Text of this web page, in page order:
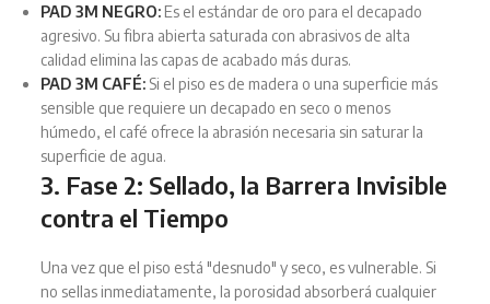
PAD 3M NEGRO:Es el estándar de oro para el decapado
agresivo. Su fibra abierta saturada con abrasivos de alta
calidad elimina las capas de acabado más duras.
PAD 3M CAFÉ:Si el piso es de madera o una superficie más
sensible que requiere un decapado en seco o menos
húmedo, el café ofrece la abrasión necesaria sin saturar la
superficie de agua.
3. Fase 2: Sellado, la Barrera Invisible
contra el Tiempo
Una vez que el piso está "desnudo" y seco, es vulnerable. Si
no sellas inmediatamente, la porosidad absorberá cualquier